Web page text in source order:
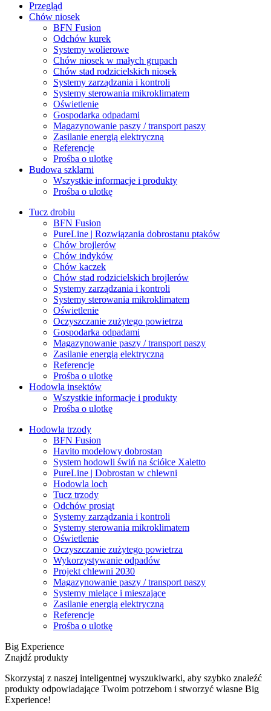
Przegląd
Chów niosek
BFN Fusion
Odchów kurek
Systemy wolierowe
Chów niosek w małych grupach
Chów stad rodzicielskich niosek
Systemy zarządzania i kontroli
Systemy sterowania mikroklimatem
Oświetlenie
Gospodarka odpadami
Magazynowanie paszy / transport paszy
Zasilanie energią elektryczną
Referencje
Prośba o ulotkę
Budowa szklarni
Wszystkie informacje i produkty
Prośba o ulotkę
Tucz drobiu
BFN Fusion
PureLine | Rozwiązania dobrostanu ptaków
Chów brojlerów
Chów indyków
Chów kaczek
Chów stad rodzicielskich brojlerów
Systemy zarządzania i kontroli
Systemy sterowania mikroklimatem
Oświetlenie
Oczyszczanie zużytego powietrza
Gospodarka odpadami
Magazynowanie paszy / transport paszy
Zasilanie energią elektryczną
Referencje
Prośba o ulotkę
Hodowla insektów
Wszystkie informacje i produkty
Prośba o ulotkę
Hodowla trzody
BFN Fusion
Havito modelowy dobrostan
System hodowli świń na ściółce Xaletto
PureLine | Dobrostan w chlewni
Hodowla loch
Tucz trzody
Odchów prosiąt
Systemy zarządzania i kontroli
Systemy sterowania mikroklimatem
Oświetlenie
Oczyszczanie zużytego powietrza
Wykorzystywanie odpadów
Projekt chlewni 2030
Magazynowanie paszy / transport paszy
Systemy mielące i mieszające
Zasilanie energią elektryczną
Referencje
Prośba o ulotkę
Big Experience
Znajdź produkty
Skorzystaj z naszej inteligentnej wyszukiwarki, aby szybko znaleźć
produkty odpowiadające Twoim potrzebom i stworzyć własne Big
Experience!